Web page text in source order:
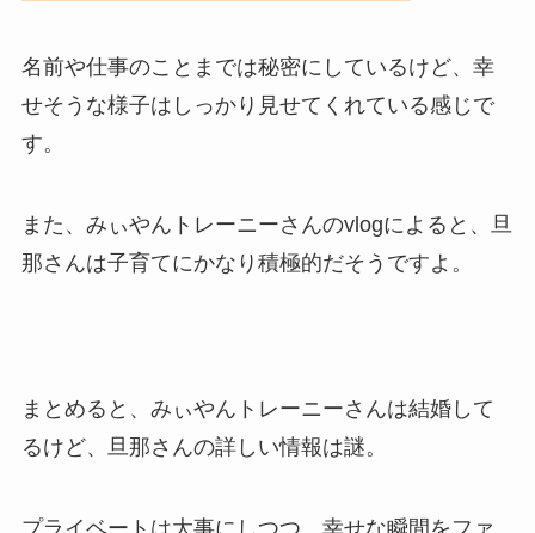
名前や仕事のことまでは秘密にしているけど、幸
せそうな様子はしっかり見せてくれている感じで
す。
また、みぃやんトレーニーさんのvlogによると、旦
那さんは子育てにかなり積極的だそうですよ。
まとめると、みぃやんトレーニーさんは結婚して
るけど、旦那さんの詳しい情報は謎。
プライベートは大事にしつつ、幸せな瞬間をファ